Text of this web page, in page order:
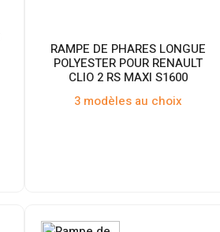
RAMPE DE PHARES LONGUE
POLYESTER POUR RENAULT
CLIO 2 RS MAXI S1600
3 modèles au choix